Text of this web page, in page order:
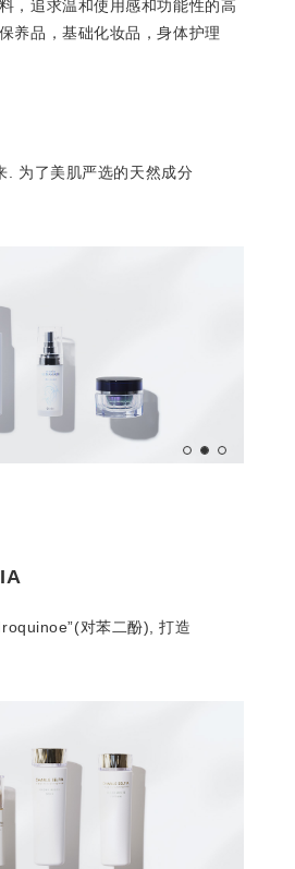
，追求温和使用感和功能性的高
养品，基础化妆品，身体护理
. 为了美肌严选的天然成分
对苯二酚), 打造